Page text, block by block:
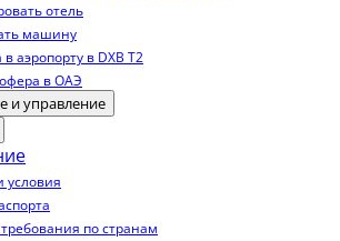
отель
машину
аэропорту в DXB T2
в ОАЭ
и управление
по странам